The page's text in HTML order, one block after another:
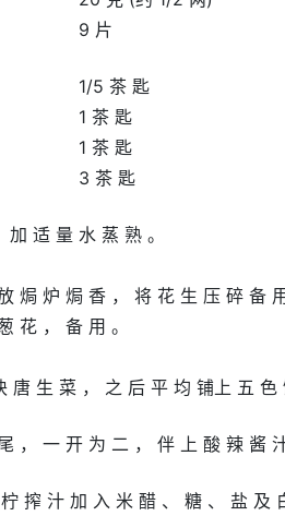
9 片
1/5 茶 匙
1 茶 匙
1 茶 匙
3 茶 匙
适 量 水 蒸 熟 。
焗 炉 焗 香 ， 将 花 生 压 碎 备 用
花 ， 备 用 。
唐 生 菜 ， 之 后 平 均 铺上 五
， 一 开 为 二 ， 伴 上 酸 辣 酱 汁
搾 汁 加 入 米 醋 、 糖 、 盐 及